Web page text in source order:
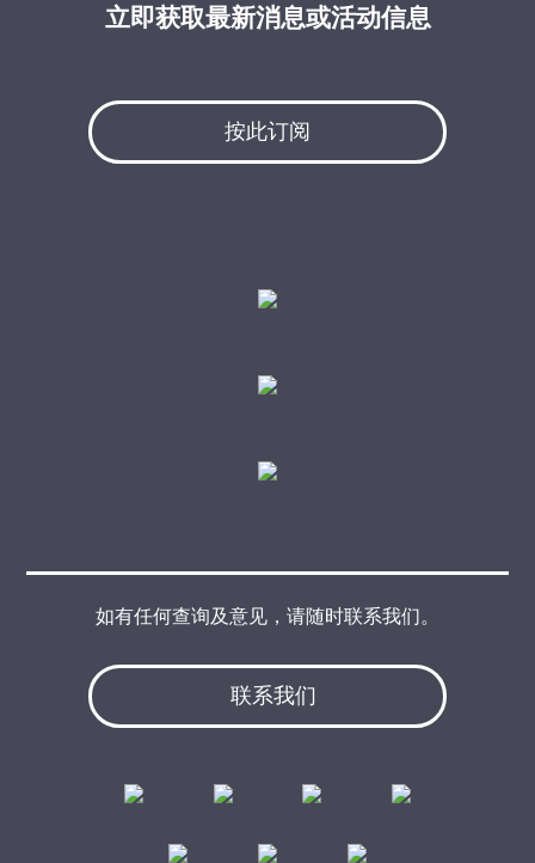
立即获取最新消息或活动信息
按此订阅
联系我们
如有任何查询及意见，请随时联系我们。